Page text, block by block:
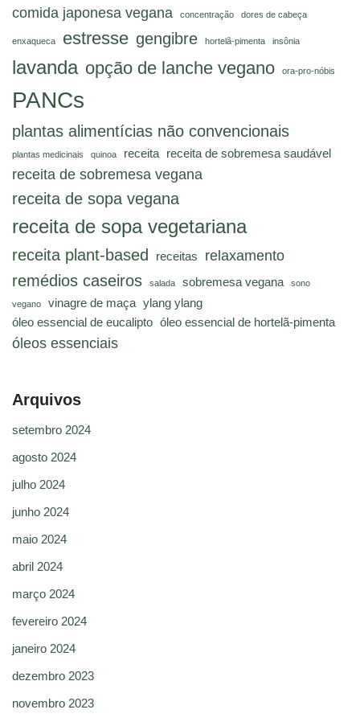
comida japonesa vegana
concentração dores de cabeça
enxaqueca estresse gengibre hortelã-pimenta insônia
lavanda opção de lanche vegano ora-pro-nóbis
PANCs
plantas alimentícias não convencionais
plantas medicinais quinoa receita receita de sobremesa saudável
receita de sobremesa vegana
receita de sopa vegana
receita de sopa vegetariana
receita plant-based receitas relaxamento
remédios caseiros salada sobremesa vegana sono
vegano vinagre de maça ylang ylang
óleo essencial de eucalipto óleo essencial de hortelã-pimenta
óleos essenciais
Arquivos
setembro 2024
agosto 2024
julho 2024
junho 2024
maio 2024
abril 2024
março 2024
fevereiro 2024
janeiro 2024
dezembro 2023
novembro 2023